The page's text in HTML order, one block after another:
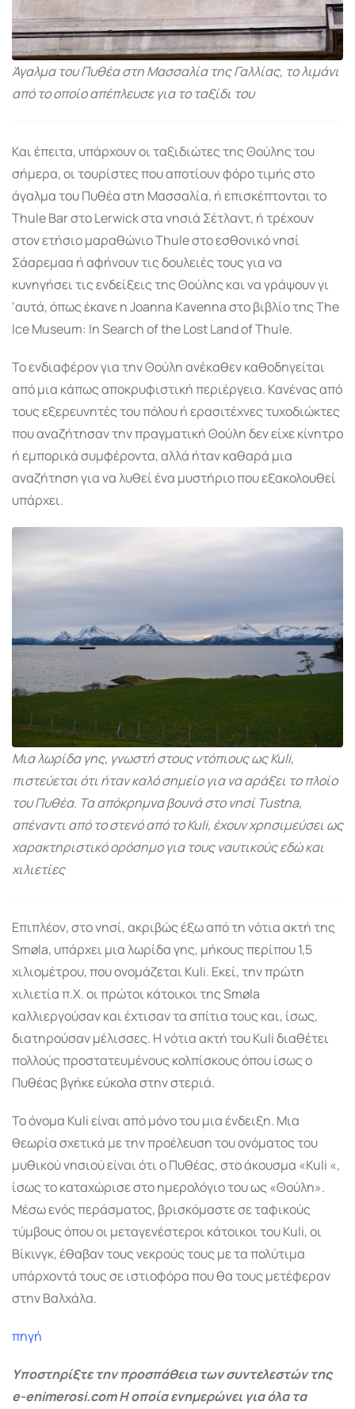
Άγαλμα του Πυθέα στη Μασσαλία της Γαλλίας, το λιμάνι
από το οποίο απέπλευσε για το ταξίδι του
Και έπειτα, υπάρχουν οι ταξιδιώτες της Θούλης του
σήμερα, οι τουρίστες που αποτίουν φόρο τιμής στο
άγαλμα του Πυθέα στη Μασσαλία, ή επισκέπτονται το
Thule Bar στο Lerwick στα νησιά Σέτλαντ, ή τρέχουν
στον ετήσιο μαραθώνιο Thule στο εσθονικό νησί
Σάαρεμαα ή αφήνουν τις δουλειές τους για να
κυνηγήσει τις ενδείξεις της Θούλης και να γράψουν γι
‘αυτά, όπως έκανε η Joanna Kavenna στο βιβλίο της The
Ice Museum: In Search of the Lost Land of Thule.
Το ενδιαφέρον για την Θούλη ανέκαθεν καθοδηγείται
από μια κάπως αποκρυφιστική περιέργεια. Κανένας από
τους εξερευνητές του πόλου ή ερασιτέχνες τυχοδιώκτες
που αναζήτησαν την πραγματική Θούλη δεν είχε κίνητρο
ή εμπορικά συμφέροντα, αλλά ήταν καθαρά μια
αναζήτηση για να λυθεί ένα μυστήριο που εξακολουθεί
υπάρχει.
Μια λωρίδα γης, γνωστή στους ντόπιους ως Kuli,
πιστεύεται ότι ήταν καλό σημείο για να αράξει το πλοίο
του Πυθέα. Τα απόκρημνα βουνά στο νησί Tustna,
απέναντι από το στενό από το Kuli, έχουν χρησιμεύσει ως
χαρακτηριστικό ορόσημο για τους ναυτικούς εδώ και
χιλιετίες
Επιπλέον, στο νησί, ακριβώς έξω από τη νότια ακτή της
Smøla, υπάρχει μια λωρίδα γης, μήκους περίπου 1,5
χιλιομέτρου, που ονομάζεται Kuli. Εκεί, την πρώτη
χιλιετία π.Χ. οι πρώτοι κάτοικοι της Smøla
καλλιεργούσαν και έχτισαν τα σπίτια τους και, ίσως,
διατηρούσαν μέλισσες. Η νότια ακτή του Kuli διαθέτει
πολλούς προστατευμένους κολπίσκους όπου ίσως ο
Πυθέας βγήκε εύκολα στην στεριά.
Το όνομα Kuli είναι από μόνο του μια ένδειξη. Μια
θεωρία σχετικά με την προέλευση του ονόματος του
μυθικού νησιού είναι ότι ο Πυθέας, στο άκουσμα «Kuli «,
ίσως το καταχώρισε στο ημερολόγιο του ως «Θούλη».
Μέσω ενός περάσματος, βρισκόμαστε σε ταφικούς
τύμβους όπου οι μεταγενέστεροι κάτοικοι του Kuli, οι
Βίκινγκ, έθαβαν τους νεκρούς τους με τα πολύτιμα
υπάρχοντά τους σε ιστιοφόρα που θα τους μετέφεραν
στην Βαλχάλα.
πηγή
Υποστηρίξτε την προσπάθεια των συντελεστών της
e-enimerosi.com Η οποία ενημερώνει για όλα τα